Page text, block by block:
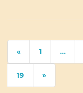
« 1 …
19 »